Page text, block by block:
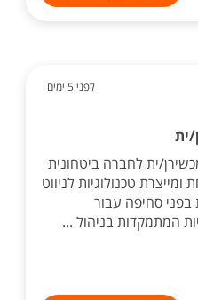
לפני 5 ימים
ית
ית לחברה ביטחונית
טכנולוגיות לניווט
בפני סחיפה עבור
המתמקדות בניהול ...